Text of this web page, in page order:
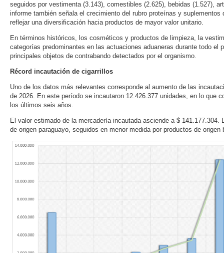
seguidos por vestimenta (3.143), comestibles (2.625), bebidas (1.527),
informe también señala el crecimiento del rubro proteínas y
reflejar una diversificación hacia productos de mayor valor unitario.
En términos históricos, los cosméticos y productos de limpieza, la
categorías predominantes en las actuaciones aduaneras durante todo el
principales objetos de contrabando detectados por el organismo.
Récord incautación de cigarrillos
Uno de los datos más relevantes corresponde al aumento de las
de 2026. En este período se incautaron 12.426.377 unidades, en lo que
los últimos seis años.
El valor estimado de la mercadería incautada asciende a $
de origen paraguayo, seguidos en menor medida por productos de